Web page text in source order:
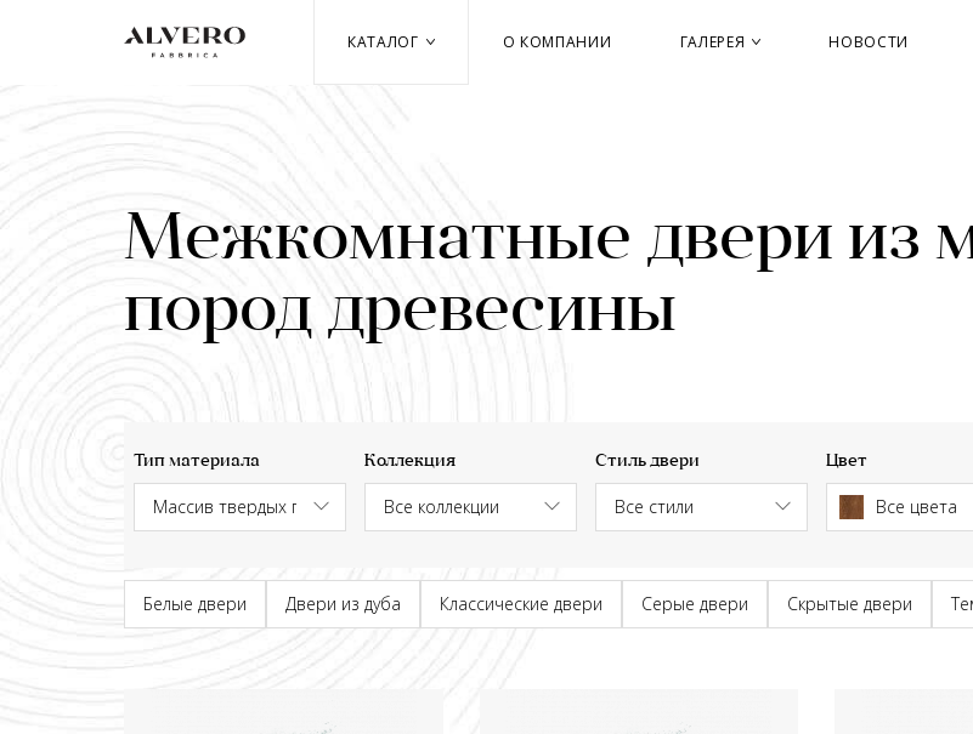
КАТАЛОГ О КОМПАНИИ ГАЛЕРЕЯ НОВОСТИ
Межкомнатные двери из
пород древесины
Тип материала Коллекция Стиль двери Цвет
Все цвета
Белые двери Двери из дуба Классические двери Серые двери Скрытые двери